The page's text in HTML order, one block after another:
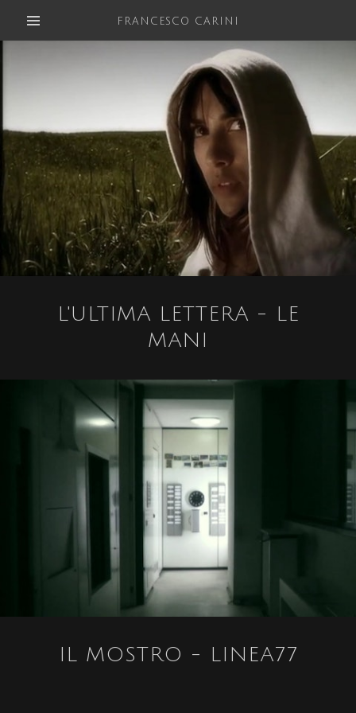
FRANCESCO CARINI
L'ULTIMA LETTERA - LE
MANI
IL MOSTRO - LINEA77